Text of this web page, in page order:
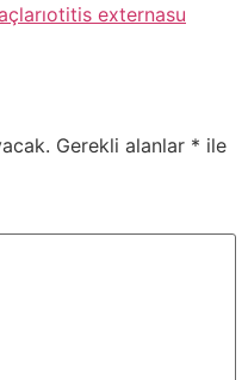
otitis externasu
Gerekli alanlar * ile